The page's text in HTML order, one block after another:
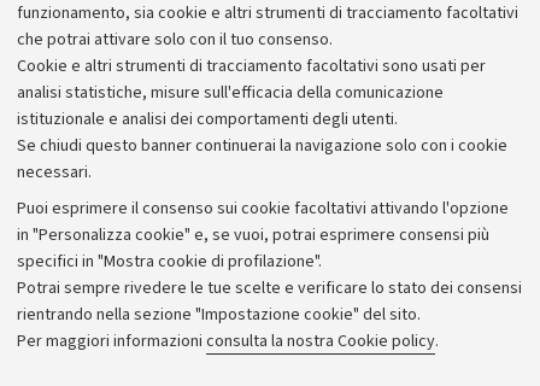
funzionamento, sia cookie e altri strumenti di tracciamento facoltativi
che potrai attivare solo con il tuo consenso.
Cookie e altri strumenti di tracciamento facoltativi sono usati per
analisi statistiche, misure sull'efficacia della comunicazione
istituzionale e analisi dei comportamenti degli utenti.
Se chiudi questo banner continuerai la navigazione solo con i cookie
necessari.
Puoi esprimere il consenso sui cookie facoltativi attivando l'opzione
in "Personalizza cookie" e, se vuoi, potrai esprimere consensi più
specifici in "Mostra cookie di profilazione".
Potrai sempre rivedere le tue scelte e verificare lo stato dei consensi
rientrando nella sezione "Impostazione cookie" del sito.
Per maggiori informazioni consulta la nostra Cookie policy.
Archivio
Comunicati stampa
Redazione
Rassegna stampa